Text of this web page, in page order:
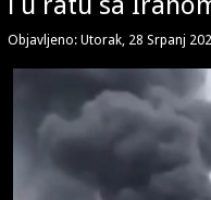
Objavljeno: Utorak, 28 Srpanj